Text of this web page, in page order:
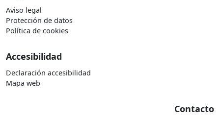
Aviso legal
Protección de datos
Política de cookies
Accesibilidad
Declaración accesibilidad
Mapa web
Contacto